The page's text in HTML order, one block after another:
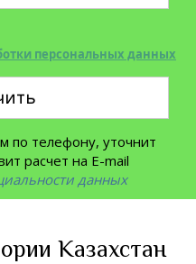
персональных данных
по телефону, уточнит
расчет на E-mail
данных
Казахстан